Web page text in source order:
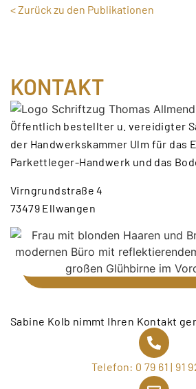
<︎ Zurück zu den Publikationen
KONTAKT
Öffentlich bestellter u. vereidigter
der Handwerkskammer Ulm für das
Parkettleger-Handwerk und das
Virngrundstraße 4
73479 Ellwangen
Sabine Kolb nimmt Ihren Kontakt
Telefon: 0 79 61 | 91